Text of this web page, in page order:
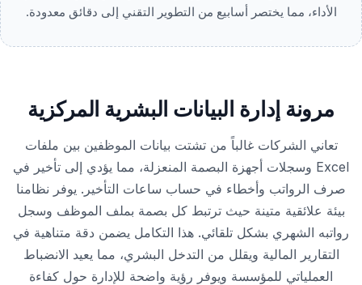
الأداء، مما يختصر أسابيع من التطوير التقني إلى دقائق معدودة.
مرونة إدارة البيانات البشرية المركزية
تعاني الشركات غالباً من تشتت بيانات الموظفين بين ملفات
Excel وسجلات أجهزة البصمة المنعزلة، مما يؤدي إلى تأخير في
صرف الرواتب وأخطاء في حساب ساعات التأخير. يوفر نظامنا
بيئة علائقية متينة حيث ترتبط كل بصمة بملف الموظف وسجل
رواتبه الشهري بشكل تلقائي. هذا التكامل يضمن دقة متناهية في
التقارير المالية ويقلل من التدخل البشري، مما يعيد الانضباط
العملياتي للمؤسسة ويوفر رؤية واضحة للإدارة حول كفاءة